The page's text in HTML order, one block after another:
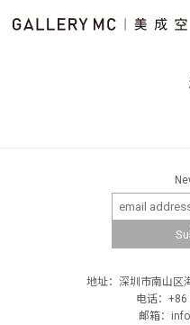
地址：深圳市南山区
电话：+86
邮箱：